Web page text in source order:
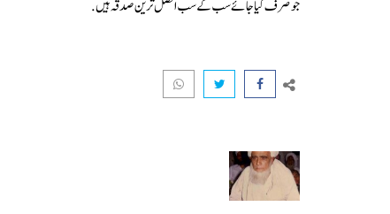
جو صرف کیا جائے سب کے سب افضل ترین صدقہ ہیں.